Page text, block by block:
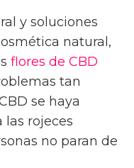
y soluciones
natural,
flores de CBD
tan
se haya
rojeces
no paran de